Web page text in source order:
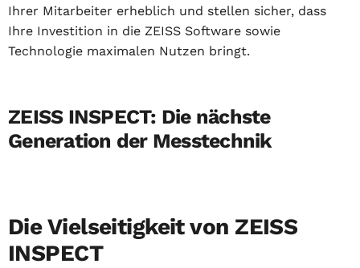
Ihrer Mitarbeiter erheblich und stellen sicher, dass
Ihre Investition in die ZEISS Software sowie
Technologie maximalen Nutzen bringt.
ZEISS INSPECT: Die nächste
Generation der Messtechnik
Die Vielseitigkeit von ZEISS
INSPECT